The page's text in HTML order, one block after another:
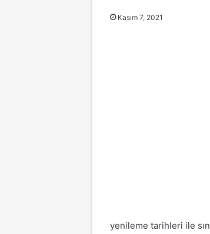
Kasım 7, 2021
yenileme tarihleri ile